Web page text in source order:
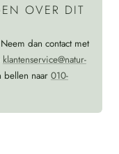
OVER DIT
dan contact met
klantenservice@natur-
bellen naar 010-